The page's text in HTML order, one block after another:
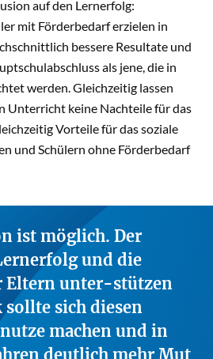
auf den Lernerfolg:
mit Förderbedarf erzielen in
bessere Resultate und
als jene, die in
werden. Gleichzeitig lassen
Unterricht keine Nachteile für das
Vorteile für das soziale
und Schülern ohne Förderbedarf
ist möglich. Der
und die
Eltern unter-stützen
sich diesen
machen und in
deutlich mehr Mut